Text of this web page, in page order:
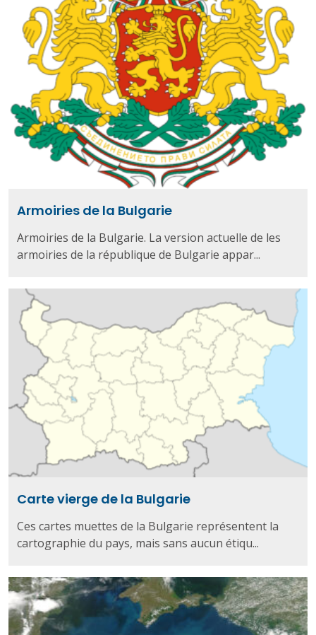
Armoiries de la Bulgarie
Armoiries de la Bulgarie. La version actuelle de les
armoiries de la république de Bulgarie appar...
Carte vierge de la Bulgarie
Ces cartes muettes de la Bulgarie représentent la
cartographie du pays, mais sans aucun étiqu...